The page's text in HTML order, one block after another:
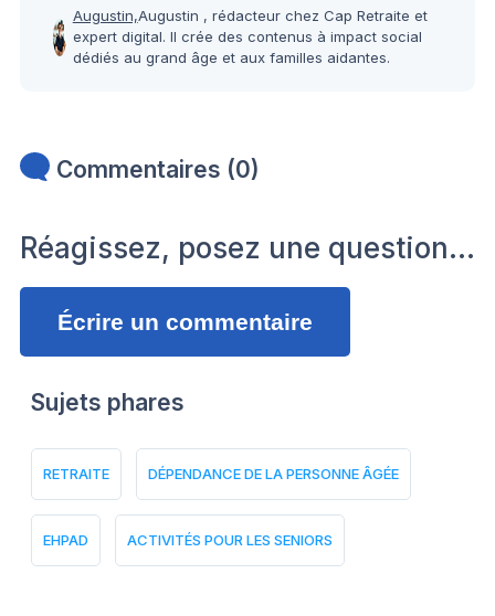
Augustin,Augustin , rédacteur chez Cap Retraite et
expert digital. Il crée des contenus à impact social
dédiés au grand âge et aux familles aidantes.
Commentaires (0)
Réagissez, posez une question…
Écrire un commentaire
Sujets phares
RETRAITE DÉPENDANCE DE LA PERSONNE ÂGÉE
EHPAD ACTIVITÉS POUR LES SENIORS